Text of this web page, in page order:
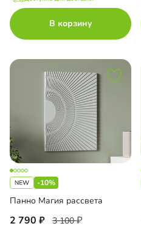
В корзину
-10%
Панно Магия рассвета
2 790 3 100